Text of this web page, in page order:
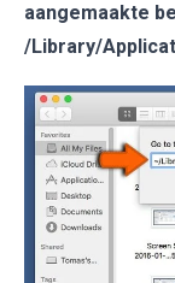
aangemaakte
/Library/